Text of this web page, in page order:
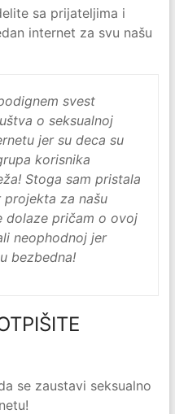
sa prijateljima i
internet za svu našu
svest
o seksualnoj
jer su deca su
korisnika
Stoga sam pristala
za našu
dolaze pričam o ovoj
neophodnoj jer
bezbedna!
se zaustavi seksualno